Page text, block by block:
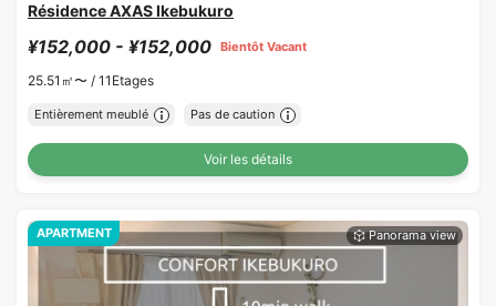
Résidence AXAS Ikebukuro
¥152,000 - ¥152,000 Bientôt Vacant
25.51㎡〜 / 11Etages
Entièrement meublé Pas de caution
Voir les détails
APARTMENT